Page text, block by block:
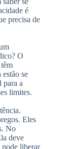
é
precisa de
O
se
para a
limites.
Eles
No
deve
pode liberar